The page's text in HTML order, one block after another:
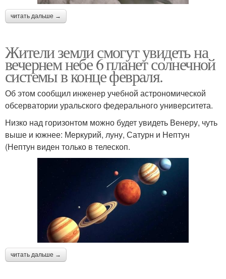
читать дальше →
Жители земли смогут увидеть на
вечернем небе 6 планет солнечной
системы в конце февраля.
Об этом сообщил инженер учебной астрономической
обсерватории уральского федерального университета.
Низко над горизонтом можно будет увидеть Венеру, чуть
выше и южнее: Меркурий, луну, Сатурн и Нептун
(Нептун виден только в телескоп.
читать дальше →